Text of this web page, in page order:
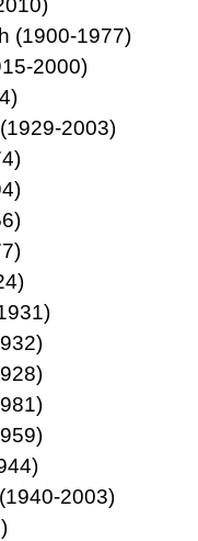
(1900-1977)
2000)
2003)
2003)